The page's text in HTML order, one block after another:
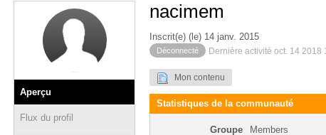
Aperçu
Flux du profil
nacimem
Inscrit(e) (le) 14 janv. 2015
Déconnecté Dernière activité oct. 14 2018
Mon contenu
Statistiques de la communauté
Groupe Members